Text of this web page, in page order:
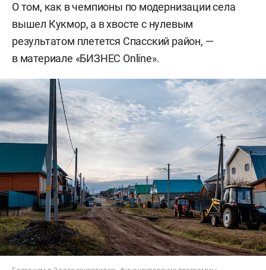
О том, как в чемпионы по модернизации села
вышел Кукмор, а в хвосте с нулевым
результатом плетется Спасский район, —
в материале «БИЗНЕС Online».